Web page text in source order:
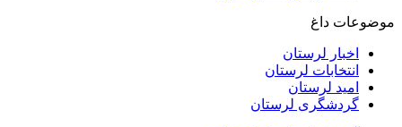
موضوعات داغ
اخبار لرستان
انتخابات لرستان
امید لرستان
گردشگری لرستان